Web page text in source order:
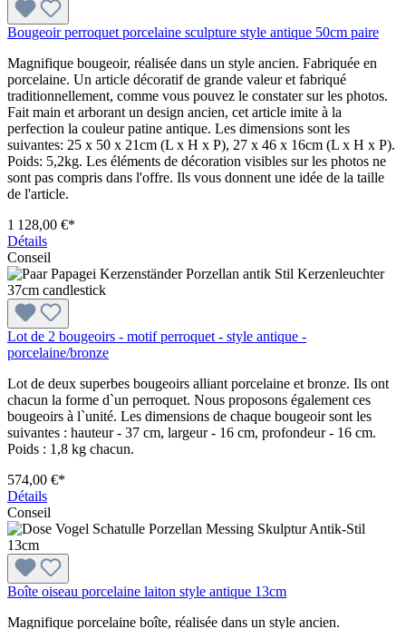
Bougeoir perroquet porcelaine sculpture style antique 50cm paire
Magnifique bougeoir, réalisée dans un style ancien. Fabriquée en
porcelaine. Un article décoratif de grande valeur et fabriqué
traditionnellement, comme vous pouvez le constater sur les photos.
Fait main et arborant un design ancien, cet article imite à la
perfection la couleur patine antique. Les dimensions sont les
suivantes: 25 x 50 x 21cm (L x H x P), 27 x 46 x 16cm (L x H x P).
Poids: 5,2kg. Les éléments de décoration visibles sur les photos ne
sont pas compris dans l'offre. Ils vous donnent une idée de la taille
de l'article.
1 128,00 €*
Détails
Conseil
Lot de 2 bougeoirs - motif perroquet - style antique -
porcelaine/bronze
Lot de deux superbes bougeoirs alliant porcelaine et bronze. Ils ont
chacun la forme d`un perroquet. Nous proposons également ces
bougeoirs à l`unité. Les dimensions de chaque bougeoir sont les
suivantes : hauteur - 37 cm, largeur - 16 cm, profondeur - 16 cm.
Poids : 1,8 kg chacun.
574,00 €*
Détails
Conseil
Boîte oiseau porcelaine laiton style antique 13cm
Magnifique porcelaine boîte, réalisée dans un style ancien.